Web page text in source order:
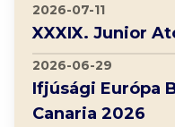
2026-07-11
XXXIX. Junior
2026-06-29
Ifjúsági Európa
Canaria 2026